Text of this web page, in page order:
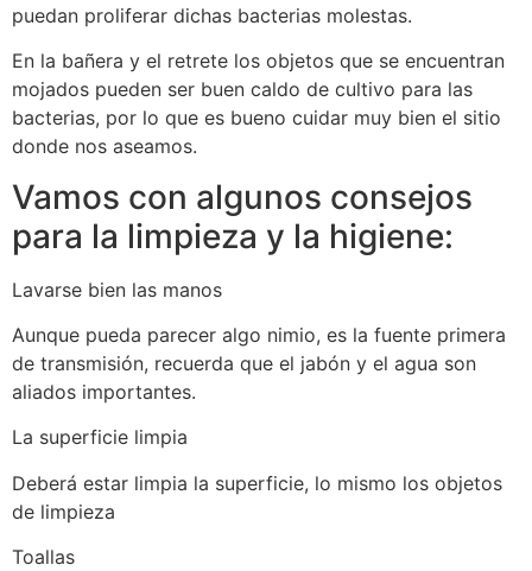
puedan proliferar dichas bacterias molestas.
En la bañera y el retrete los objetos que se encuentran
mojados pueden ser buen caldo de cultivo para las
bacterias, por lo que es bueno cuidar muy bien el sitio
donde nos aseamos.
Vamos con algunos consejos
para la limpieza y la higiene:
Lavarse bien las manos
Aunque pueda parecer algo nimio, es la fuente primera
de transmisión, recuerda que el jabón y el agua son
aliados importantes.
La superficie limpia
Deberá estar limpia la superficie, lo mismo los objetos
de limpieza
Toallas